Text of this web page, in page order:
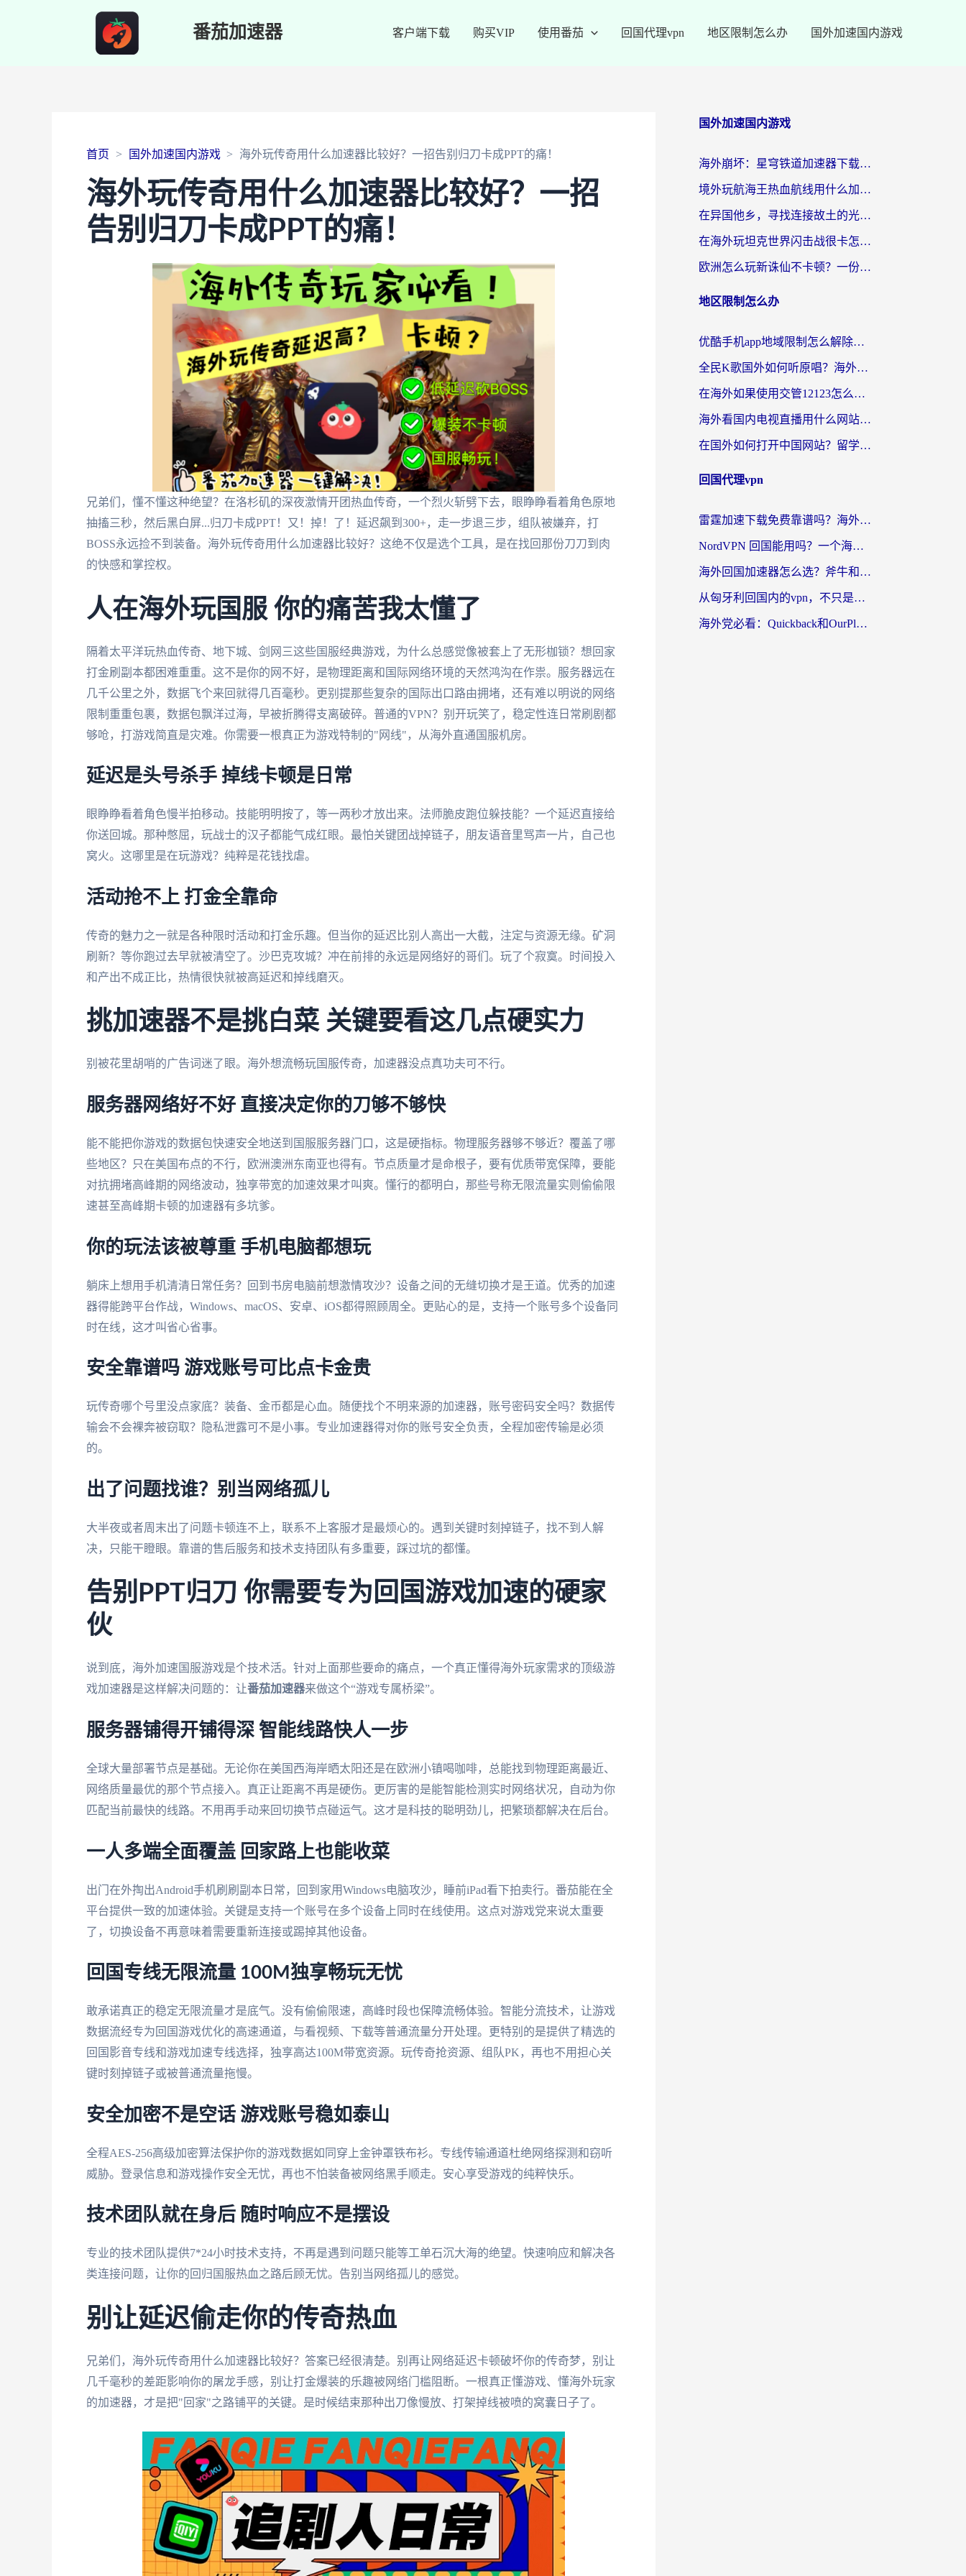
番茄加速器 客户端下载 购买VIP 使用番茄 回国代理vpn 地区限制怎么办 国外加速国内游戏
首页 国外加速国内游戏 海外玩传奇用什么加速器比较好？一招告别归刀卡成PPT的痛！
海外玩传奇用什么加速器比较好？一招
告别归刀卡成PPT的痛！
兄弟们，懂不懂这种绝望？在洛杉矶的深夜激情开团热血传奇，一个烈火斩劈下去，眼睁睁看着角色原地
抽搐三秒，然后黑白屏...归刀卡成PPT！又！掉！了！延迟飙到300+，走一步退三步，组队被嫌弃，打
BOSS永远捡不到装备。海外玩传奇用什么加速器比较好？这绝不仅是选个工具，是在找回那份刀刀到肉
的快感和掌控权。
人在海外玩国服 你的痛苦我太懂了
隔着太平洋玩热血传奇、地下城、剑网三这些国服经典游戏，为什么总感觉像被套上了无形枷锁？想回家
打金刷副本都困难重重。这不是你的网不好，是物理距离和国际网络环境的天然鸿沟在作祟。服务器远在
几千公里之外，数据飞个来回就得几百毫秒。更别提那些复杂的国际出口路由拥堵，还有难以明说的网络
限制重重包裹，数据包飘洋过海，早被折腾得支离破碎。普通的VPN？别开玩笑了，稳定性连日常刷剧都
够呛，打游戏简直是灾难。你需要一根真正为游戏特制的"网线"，从海外直通国服机房。
延迟是头号杀手 掉线卡顿是日常
眼睁睁看着角色慢半拍移动。技能明明按了，等一两秒才放出来。法师脆皮跑位躲技能？一个延迟直接给
你送回城。那种憋屈，玩战士的汉子都能气成红眼。最怕关键团战掉链子，朋友语音里骂声一片，自己也
窝火。这哪里是在玩游戏？纯粹是花钱找虐。
活动抢不上 打金全靠命
传奇的魅力之一就是各种限时活动和打金乐趣。但当你的延迟比别人高出一大截，注定与资源无缘。矿洞
刷新？等你跑过去早就被清空了。沙巴克攻城？冲在前排的永远是网络好的哥们。玩了个寂寞。时间投入
和产出不成正比，热情很快就被高延迟和掉线磨灭。
挑加速器不是挑白菜 关键要看这几点硬实力
别被花里胡哨的广告词迷了眼。海外想流畅玩国服传奇，加速器没点真功夫可不行。
服务器网络好不好 直接决定你的刀够不够快
能不能把你游戏的数据包快速安全地送到国服服务器门口，这是硬指标。物理服务器够不够近？覆盖了哪
些地区？只在美国布点的不行，欧洲澳洲东南亚也得有。节点质量才是命根子，要有优质带宽保障，要能
对抗拥堵高峰期的网络波动，独享带宽的加速效果才叫爽。懂行的都明白，那些号称无限流量实则偷偷限
速甚至高峰期卡顿的加速器有多坑爹。
你的玩法该被尊重 手机电脑都想玩
躺床上想用手机清清日常任务？回到书房电脑前想激情攻沙？设备之间的无缝切换才是王道。优秀的加速
器得能跨平台作战，Windows、macOS、安卓、iOS都得照顾周全。更贴心的是，支持一个账号多个设备同
时在线，这才叫省心省事。
安全靠谱吗 游戏账号可比点卡金贵
玩传奇哪个号里没点家底？装备、金币都是心血。随便找个不明来源的加速器，账号密码安全吗？数据传
输会不会裸奔被窃取？隐私泄露可不是小事。专业加速器得对你的账号安全负责，全程加密传输是必须
的。
出了问题找谁？别当网络孤儿
大半夜或者周末出了问题卡顿连不上，联系不上客服才是最烦心的。遇到关键时刻掉链子，找不到人解
决，只能干瞪眼。靠谱的售后服务和技术支持团队有多重要，踩过坑的都懂。
告别PPT归刀 你需要专为回国游戏加速的硬家
伙
说到底，海外加速国服游戏是个技术活。针对上面那些要命的痛点，一个真正懂得海外玩家需求的顶级游
戏加速器是这样解决问题的：让番茄加速器来做这个“游戏专属桥梁”。
服务器铺得开铺得深 智能线路快人一步
全球大量部署节点是基础。无论你在美国西海岸晒太阳还是在欧洲小镇喝咖啡，总能找到物理距离最近、
网络质量最优的那个节点接入。真正让距离不再是硬伤。更厉害的是能智能检测实时网络状况，自动为你
匹配当前最快的线路。不用再手动来回切换节点碰运气。这才是科技的聪明劲儿，把繁琐都解决在后台。
一人多端全面覆盖 回家路上也能收菜
出门在外掏出Android手机刷刷副本日常，回到家用Windows电脑攻沙，睡前iPad看下拍卖行。番茄能在全
平台提供一致的加速体验。关键是支持一个账号在多个设备上同时在线使用。这点对游戏党来说太重要
了，切换设备不再意味着需要重新连接或踢掉其他设备。
回国专线无限流量 100M独享畅玩无忧
敢承诺真正的稳定无限流量才是底气。没有偷偷限速，高峰时段也保障流畅体验。智能分流技术，让游戏
数据流经专为回国游戏优化的高速通道，与看视频、下载等普通流量分开处理。更特别的是提供了精选的
回国影音专线和游戏加速专线选择，独享高达100M带宽资源。玩传奇抢资源、组队PK，再也不用担心关
键时刻掉链子或被普通流量拖慢。
安全加密不是空话 游戏账号稳如泰山
全程AES-256高级加密算法保护你的游戏数据如同穿上金钟罩铁布衫。专线传输通道杜绝网络探测和窃听
威胁。登录信息和游戏操作安全无忧，再也不怕装备被网络黑手顺走。安心享受游戏的纯粹快乐。
技术团队就在身后 随时响应不是摆设
专业的技术团队提供7*24小时技术支持，不再是遇到问题只能等工单石沉大海的绝望。快速响应和解决各
类连接问题，让你的回归国服热血之路后顾无忧。告别当网络孤儿的感觉。
别让延迟偷走你的传奇热血
兄弟们，海外玩传奇用什么加速器比较好？答案已经很清楚。别再让网络延迟卡顿破坏你的传奇梦，别让
几千毫秒的差距影响你的屠龙手感，别让打金爆装的乐趣被网络门槛阻断。一根真正懂游戏、懂海外玩家
的加速器，才是把"回家"之路铺平的关键。是时候结束那种出刀像慢放、打架掉线被喷的窝囊日子了。
国外加速国内游戏
海外崩坏：星穹铁道加速器下载安装：一份给游子的终极网络指南
境外玩航海王热血航线用什么加速器？2026海外玩家实测最优方案（附欧洲问道堡垒前线加速技巧）
在异国他乡，寻找连接故土的光明大陆免费加速器
在海外玩坦克世界闪击战很卡怎么办？老玩家亲测有效的加速器选择指南
欧洲怎么玩新诛仙不卡顿？一份给海外游子的国服游戏畅玩指南
地区限制怎么办
优酷手机app地域限制怎么解除？海外党亲测有效的追剧方案
全民K歌国外如何听原唱？海外党亲测有效的回国加速器选择指南
在海外如果使用交管12123怎么处理？留学生亲测有效的回国加速方案
海外看国内电视直播用什么网站比较好？一篇解决你所有追剧难题的实用指南
在国外如何打开中国网站？留学生与海外华人的无缝访问指南
回国代理vpn
雷霆加速下载免费靠谱吗？海外党选回国加速器的避坑指南（附热门工具对比）
NordVPN 回国能用吗？一个海外用户必须面对的真实困境
海外回国加速器怎么选？斧牛和海龟哪个好？一篇帮你避开坑的实用指南
从匈牙利回国内的vpn，不只是为了刷剧那么简单
海外党必看：Quickback和OurPlay好用吗？3分钟选对回国加速器，无缝刷剧玩游戏